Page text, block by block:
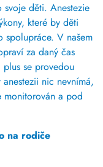
svoje děti. Anestezie
které by děti
spolupráce. V našem
za daný čas
se provedou
anestezii nic nevnímá,
a pod
na rodiče